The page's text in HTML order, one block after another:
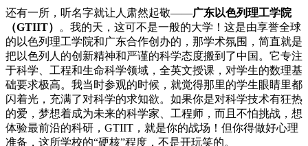
还有一所，听名字就让人肃然起敬——广东以色列理工学院
（GTIIT）
。我的天，这可不是一般的大学！这是由享誉全球
的以色列理工学院和广东合作创办的，那学术氛围，简直就是
把以色列人的创新精神和严谨的科学态度搬到了中国。它专注
于科学、工程和生命科学领域，全英文授课，对学生的数理基
础要求极高。我当时参观的时候，就觉得那里的学生眼睛里都
闪着光，充满了对科学的求知欲。如果你是对科学技术有狂热
的爱，梦想着成为未来的科学家、工程师，而且不怕挑战，想
体验最前沿的科研，GTIIT，就是你的战场！但你得做好心理
准备，这所学校的“硬核”程度，不是开玩笑的。